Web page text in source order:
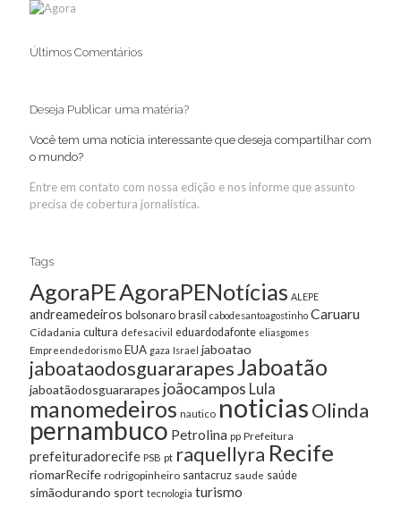
Últimos Comentários
Deseja Publicar uma matéria?
Você tem uma notícia interessante que deseja compartilhar com
o mundo?
Entre em contato com nossa edição e nos informe que assunto
precisa de cobertura jornalística.
Tags
AgoraPEAgoraPENotícias ALEPE
andreamedeiros bolsonarobrasil cabodesantoagostinho Caruaru
Cidadania cultura defesacivil eduardodafonte eliasgomes
Empreendedorismo EUA gaza Israel jaboatao
jaboataodosguararapesJaboatão
jaboatãodosguararapes joãocampos Lula
manomedeiros nautico noticiasOlinda
pernambuco Petrolina pp Prefeitura
prefeituradorecife PSB pt raquellyra Recife
riomarRecife rodrigopinheiro santacruz saude saúde
simãodurando sport tecnologia turismo